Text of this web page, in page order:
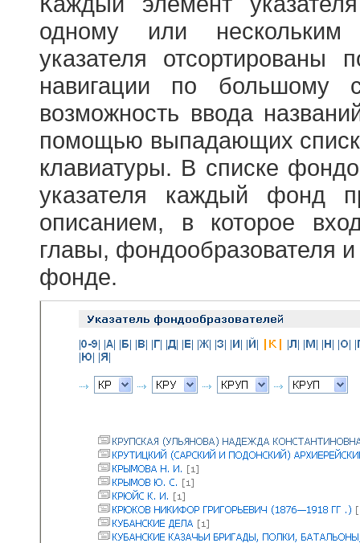
одному или
указателя отсортированы
навигации по большому
возможность ввода
помощью выпадающих
клавиатуры. В списке
указателя каждый фонд
описанием, в которое
главы, фондообразователя
фонде.